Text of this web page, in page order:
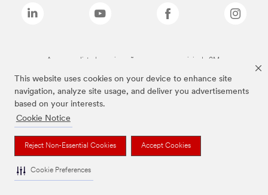
This website uses cookies on your device to enhance site
navigation, analyze site usage, and deliver you advertisements
based on your interests.
Cookie Notice
Reject Non-Essential Cookies Accept Cookies
Cookie Preferences
As marcas listadas a cima são marcas comerciais da 3M.